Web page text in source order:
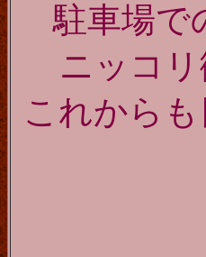
駐車場
ニッコ
これから